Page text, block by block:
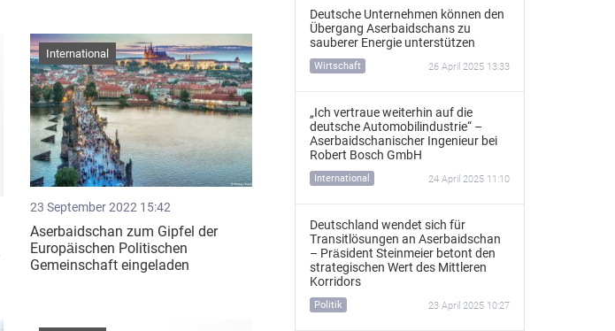
23 September 2022 15:42
Aserbaidschan zum Gipfel der
Europäischen Politischen
Gemeinschaft eingeladen
International
Deutsche Unternehmen können den
Übergang Aserbaidschans zu
sauberer Energie unterstützen
Wirtschaft 26 April 2025 13:33
„Ich vertraue weiterhin auf die
deutsche Automobilindustrie“ –
Aserbaidschanischer Ingenieur bei
Robert Bosch GmbH
International 24 April 2025 11:10
Deutschland wendet sich für
Transitlösungen an Aserbaidschan
– Präsident Steinmeier betont den
strategischen Wert des Mittleren
Korridors
Politik 23 April 2025 10:27